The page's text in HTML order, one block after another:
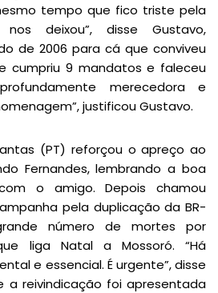
tempo que fico triste pela
deixou”, disse Gustavo,
de 2006 para cá que conviveu
cumpriu 9 mandatos e faleceu
merecedora e
justificou Gustavo.
(PT) reforçou o apreço ao
Fernandes, lembrando a boa
o amigo. Depois chamou
pela duplicação da BR-
número de mortes por
liga Natal a Mossoró. “Há
e essencial. É urgente”, disse
a reivindicação foi apresentada